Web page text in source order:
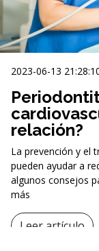
2023-06-13
relación?
La prevención y el
pueden ayudar a
algunos consejos
más
Leer artículo